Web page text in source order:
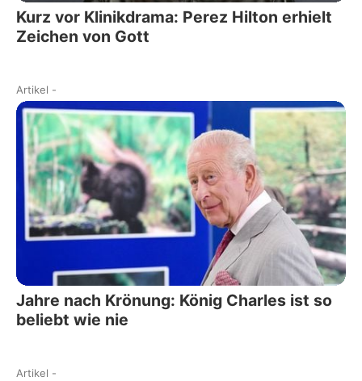
Kurz vor Klinikdrama: Perez Hilton erhielt
Zeichen von Gott
Artikel -
Jahre nach Krönung: König Charles ist so
beliebt wie nie
Artikel -